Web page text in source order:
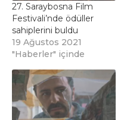
27. Saraybosna Film
Festivali’nde ödüller
sahiplerini buldu
19 Ağustos 2021
"Haberler" içinde